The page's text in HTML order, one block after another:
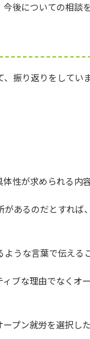
後についての相談
振り返りをしていま
性が求められる内容
あるのだとすれば
うな言葉で伝える
ブな理由でなくオ
プン就労を選択し